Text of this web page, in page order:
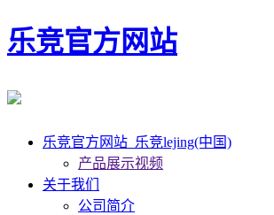
乐竞官方网站
乐竞官方网站_乐竞lejing(中国)
产品展示视频
关于我们
公司简介